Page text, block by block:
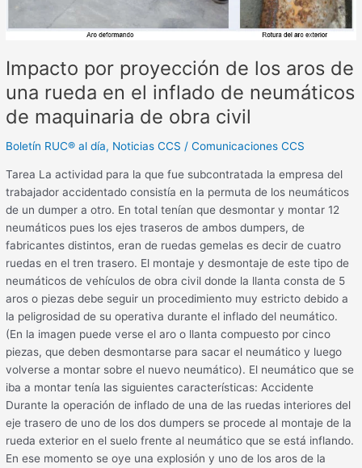
Impacto por proyección de los aros de
una rueda en el inflado de neumáticos
de maquinaria de obra civil
Boletín RUC® al día, Noticias CCS /Comunicaciones CCS
Tarea La actividad para la que fue subcontratada la empresa del
trabajador accidentado consistía en la permuta de los neumáticos
de un dumper a otro. En total tenían que desmontar y montar 12
neumáticos pues los ejes traseros de ambos dumpers, de
fabricantes distintos, eran de ruedas gemelas es decir de cuatro
ruedas en el tren trasero. El montaje y desmontaje de este tipo de
neumáticos de vehículos de obra civil donde la llanta consta de 5
aros o piezas debe seguir un procedimiento muy estricto debido a
la peligrosidad de su operativa durante el inflado del neumático.
(En la imagen puede verse el aro o llanta compuesto por cinco
piezas, que deben desmontarse para sacar el neumático y luego
volverse a montar sobre el nuevo neumático). El neumático que se
iba a montar tenía las siguientes características: Accidente
Durante la operación de inflado de una de las ruedas interiores del
eje trasero de uno de los dos dumpers se procede al montaje de la
rueda exterior en el suelo frente al neumático que se está inflando.
En ese momento se oye una explosión y uno de los aros de la
rueda
el
inflado
neumáticos
de
de
obra
civil